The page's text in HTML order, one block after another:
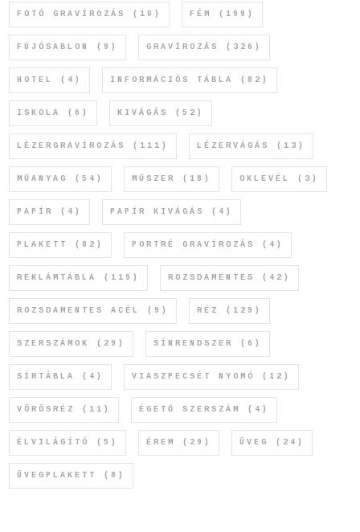
FOTÓ GRAVÍROZÁS (10) FÉM (199)
FÚJÓSABLON (9) GRAVÍROZÁS (326)
HOTEL (4) INFORMÁCIÓS TÁBLA (82)
ISKOLA (6) KIVÁGÁS (52)
LÉZERGRAVÍROZÁS (111) LÉZERVÁGÁS (13)
MŰANYAG (54) MŰSZER (18) OKLEVÉL (3)
PAPÍR (4) PAPÍR KIVÁGÁS (4)
PLAKETT (82) PORTRÉ GRAVÍROZÁS (4)
REKLÁMTÁBLA (119) ROZSDAMENTES (42)
ROZSDAMENTES ACÉL (9) RÉZ (129)
SZERSZÁMOK (29) SÍNRENDSZER (6)
SÍRTÁBLA (4) VIASZPECSÉT NYOMÓ (12)
VÖRÖSRÉZ (11) ÉGETŐ SZERSZÁM (4)
ÉLVILÁGÍTÓ (5) ÉREM (29) ÜVEG (24)
ÜVEGPLAKETT (8)